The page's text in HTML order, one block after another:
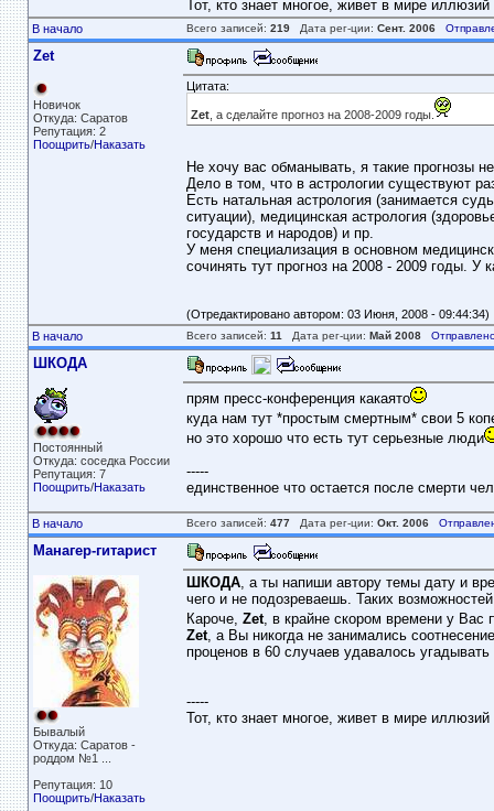
Тот, кто знает многое, живет в мире
В начало Всего записей: 219Дата рег-ции: Сент. 2006
Zet
Новичок
Откуда: Саратов
Репутация: 2
Поощрить/Наказать
Цитата:
Zet, а сделайте прогноз на 2008-2009 годы.
Не хочу вас обманывать, я такие прогнозы
Дело в том, что в астрологии существуют
Есть натальная астрология (занимается
ситуации), медицинская астрология
государств и народов) и пр.
У меня специализация в основном
сочинять тут прогноз на 2008 - 2009 годы. У
(Отредактировано автором: 03 Июня, 2008 - 09:44:34)
В начало
Всего записей: 11 Дата рег-ции: Май 2008
ШКОДА
Постоянный
Откуда: соседка России
Репутация: 7
Поощрить/Наказать
прям пресс-конференция какаято
куда нам тут *простым смертным* свои 5
но это хорошо что есть тут серьезные люди
-----
единственное что остается после смерти
В начало Всего записей: 477Дата рег-ции: Окт. 2006
Манагер-гитарист
Бывалый
Откуда: Саратов -
роддом №1 ...
Репутация: 10
Поощрить/Наказать
ШКОДА, а ты напиши автору темы дату и
чего и не подозреваешь. Таких
Кароче, Zet, в крайне скором времени у Вас
Zet, а Вы никогда не занимались
проценов в 60 случаев удавалось
-----
Тот, кто знает многое, живет в мире